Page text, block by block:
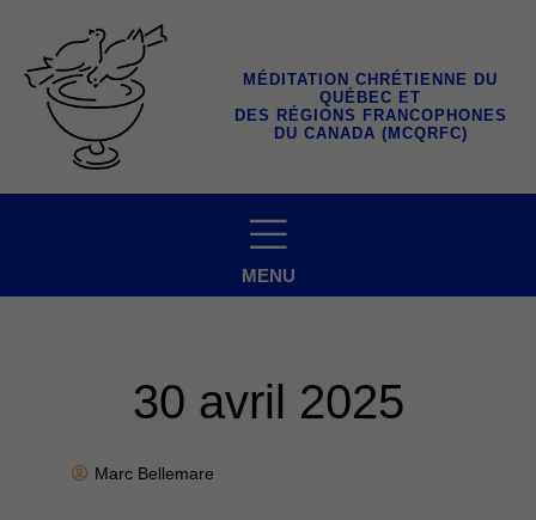
contenu
MÉDITATION CHRÉTIENNE DU
QUÉBEC ET
DES RÉGIONS FRANCOPHONES
DU CANADA (MCQRFC)
MENU
30 avril 2025
Marc Bellemare